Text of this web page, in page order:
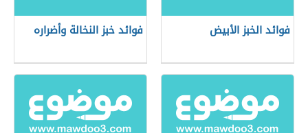
فوائد الخبز الأبيض فوائد خبز النخالة وأضراره